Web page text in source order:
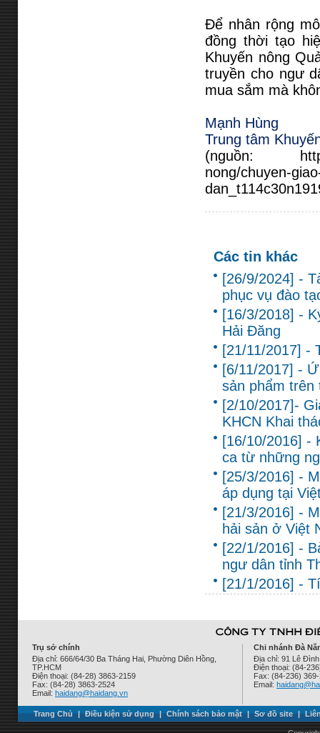
Để nhân rộng
đồng thời tạo
Khuyến nông
truyền cho ngư
mua sắm mà
Mạnh Hùng
Trung tâm
(nguồn: http://
nong/chuyen-
Các tin khác
[26/9/2024] -
phục vụ đào
[16/3/2018] -
Hải Đăng
[21/11/2017] -
[6/11/2017] -
sản phẩm trên
[2/10/2017]-
KHCN Khai
[16/10/2016] -
ca từ những
[25/3/2016] -
áp dụng tại
[21/3/2016] -
hải sản ở Việt
[22/1/2016] -
ngư dân tỉnh
[21/1/2016] -
Trụ sở chính
Địa chỉ: 666/64/30 Ba Tháng Hai, Phường Diên Hồng,
TP.HCM
Điện thoại: (84-28) 3863-2159
Fax: (84-28) 3863-2524
Email: haidang@haidang.vn
Chi nhánh Đà
Địa chỉ: 91 Lê
Điện thoại: (84-
Fax: (84-236)
Email:
Trang Chủ | Điều kiện sử dụng | Chính sách bảo mật | Sơ đồ site |